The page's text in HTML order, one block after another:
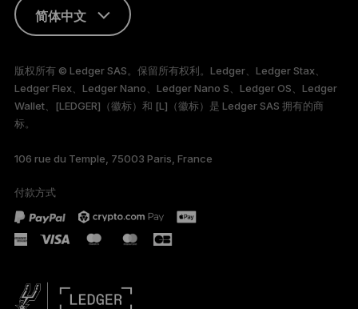
简体中文
FRANÇAIS
DEUTSCH
PORTUGUÊS
ESPAÑOL
版权所有 © Ledger SAS。保留所有权利。Ledger、Ledger Stax、
Ledger Flex、Ledger Nano、Ledger Nano S、Ledger OS、Ledger
Wallet、[LEDGER]（徽标）和 [L]（徽标）是 Ledger SAS 拥有的商
标。
106 rue du Temple, 75003 Paris, France
付款方式